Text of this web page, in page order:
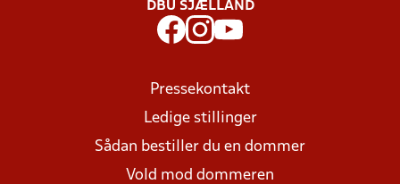
DBU SJÆLLAND
Pressekontakt
Ledige stillinger
Sådan bestiller du en dommer
Vold mod dommeren